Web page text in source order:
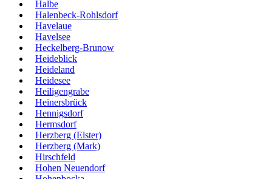
Halbe
Halenbeck-Rohlsdorf
Havelaue
Havelsee
Heckelberg-Brunow
Heideblick
Heideland
Heidesee
Heiligengrabe
Heinersbrück
Hennigsdorf
Hermsdorf
Herzberg (Elster)
Herzberg (Mark)
Hirschfeld
Hohen Neuendorf